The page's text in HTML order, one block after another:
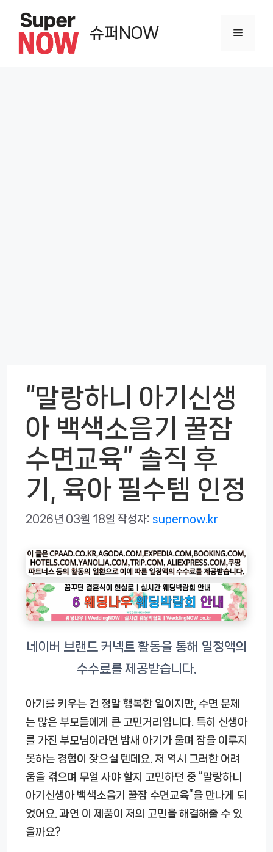
슈퍼NOW 메
“말랑하니 아기신생
아 백색소음기 꿀잠
수면교육” 솔직 후
기, 육아 필수템 인정
2026년 03월 18일 작성자: supernow.kr
아기를 키우는 건 정말 행복한 일이지만, 수면 문제
는 많은 부모들에게 큰 고민거리입니다. 특히 신생아
를 가진 부모님이라면 밤새 아기가 울며 잠을 이루지
못하는 경험이 잦으실 텐데요. 저 역시 그러한 어려
움을 겪으며 무얼 사야 할지 고민하던 중 “말랑하니
아기신생아 백색소음기 꿀잠 수면교육”을 만나게 되
었어요. 과연 이 제품이 저의 고민을 해결해줄 수 있
을까요?